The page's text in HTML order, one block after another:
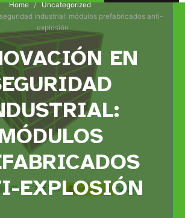
Home
Uncategorized
industrial: módulos prefabricados anti-
explosión
EN
EXPLOSIÓN